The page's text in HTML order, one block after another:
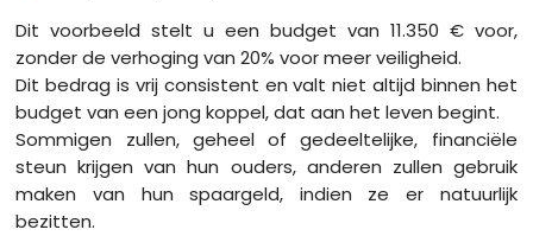
Dit voorbeeld stelt u een budget van 11.350 € voor,
zonder de verhoging van 20% voor meer veiligheid.
Dit bedrag is vrij consistent en valt niet altijd binnen het
budget van een jong koppel, dat aan het leven begint.
Sommigen zullen, geheel of gedeeltelijke, financiële
steun krijgen van hun ouders, anderen zullen gebruik
maken van hun spaargeld, indien ze er natuurlijk
bezitten.